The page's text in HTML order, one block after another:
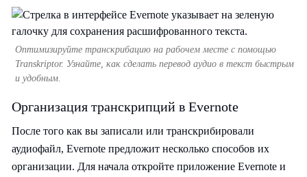
Оптимизируйте транскрибацию на рабочем месте с помощью
Transkriptor. Узнайте, как сделать перевод аудио в текст быстрым
и удобным.
Организация транскрипций в Evernote
После того как вы записали или транскрибировали
аудиофайл, Evernote предложит несколько способов их
организации. Для начала откройте приложение Evernote и